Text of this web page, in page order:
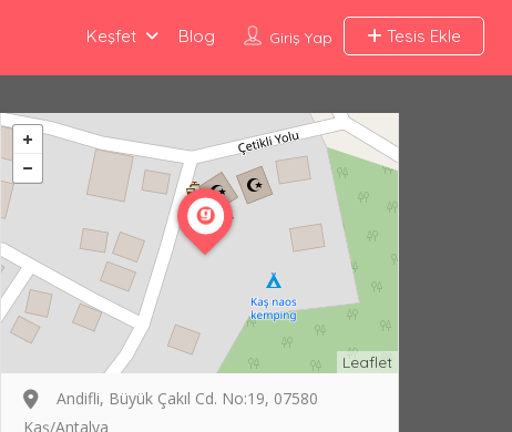
Giriş Yap Tesis Ekle
Keşfet Blog
Leaflet
Andifli, Büyük Çakıl Cd. No:19, 07580
Kaş/Antalya